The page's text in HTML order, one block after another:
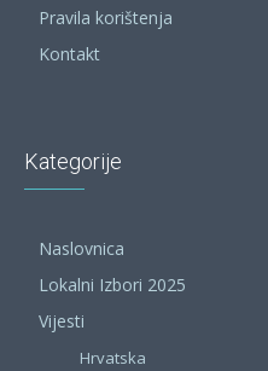
Pravila korištenja
Kontakt
Kategorije
Naslovnica
Lokalni Izbori 2025
Vijesti
Hrvatska